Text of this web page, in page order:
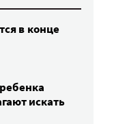
в конце
искать